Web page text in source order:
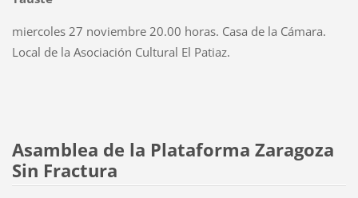
miercoles 27 noviembre 20.00 horas. Casa de la Cámara.
Local de la Asociación Cultural El Patiaz.
Asamblea de la Plataforma Zaragoza
Sin Fractura